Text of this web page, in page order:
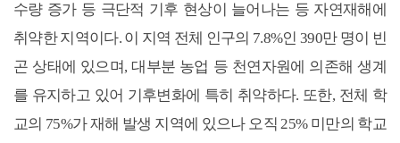
수량 증가 등 극단적 기후 현상이 늘어나는 등 자연재해에
취약한 지역이다. 이 지역 전체 인구의 7.8%인 390만 명이 빈
곤 상태에 있으며, 대부분 농업 등 천연자원에 의존해 생계
를 유지하고 있어 기후변화에 특히 취약하다. 또한, 전체 학
교의 75%가 재해 발생 지역에 있으나 오직 25% 미만의 학교